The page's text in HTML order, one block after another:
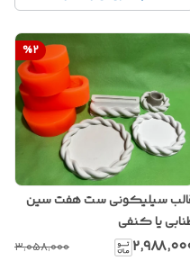
%2
سیلیکونی ست هفت سین
یا کنفی
۳٬۰۵۸٬۰۰۰